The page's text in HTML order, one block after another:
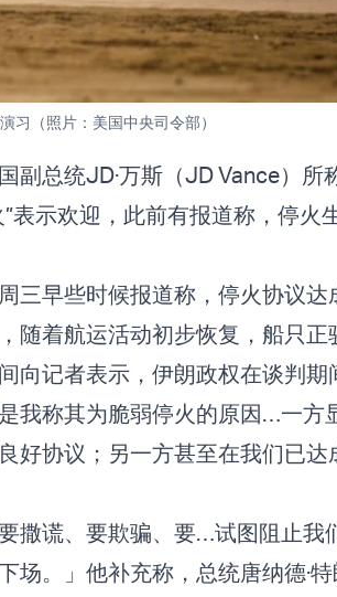
习（照片：美国中央司令部）
副总统JD·万斯（JD Vance）所
表示欢迎，此前有报道称，停火
三早些时候报道称，停火协议
随着航运活动初步恢复，船只正
向记者表示，伊朗政权在谈判期
我称其为脆弱停火的原因…一方
好协议；另一方甚至在我们已达
撒谎、要欺骗、要…试图阻止我
场。」他补充称，总统唐纳德·